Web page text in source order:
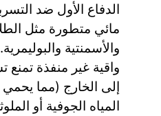
الدفاع الأول ضد
مائي متطورة مثل
والأسمنتية
واقية غير منفذة
إلى الخارج (مما
المياه الجوفية أو